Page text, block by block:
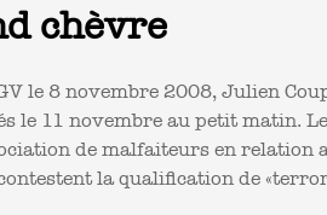
chèvre
le 8 novembre 2008, Julien
le 11 novembre au petit matin.
de malfaiteurs en relation
la qualification de